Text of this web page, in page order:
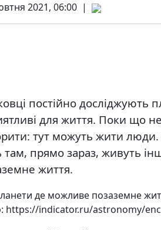
2021, 06:00 |
постійно досліджують
для життя. Поки що
тут можуть жити люди.
там, прямо зараз, живуть
життя.
https://indicator.ru/astronomy/